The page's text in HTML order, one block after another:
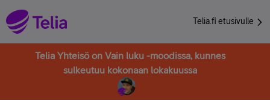
Telia.fi etusivulle
Telia Yhteisö on Vain luku -moodissa, kunnes
sulkeutuu kokonaan lokakuussa